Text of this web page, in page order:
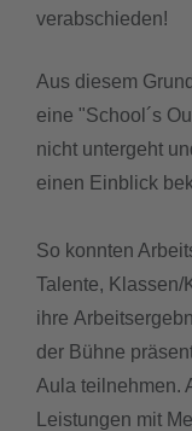
verabschieden!
Aus diesem
eine "School´s
nicht untergeht
einen Einblick
So konnten
Talente, Klassen/
ihre
der Bühne
Aula teilnehmen.
Leistungen mit
termine
sgw.klassenarbeiten